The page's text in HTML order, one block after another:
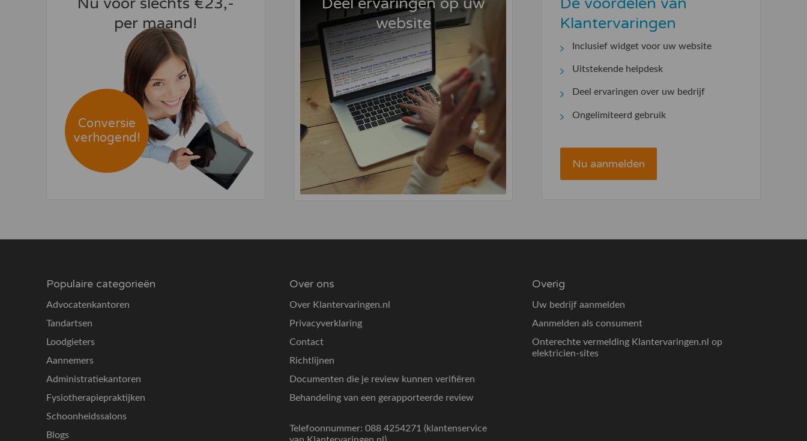
per maand!
Conversie
verhogend!
website
Klantervaringen
Inclusief widget voor uw website
Uitstekende helpdesk
Deel ervaringen over uw bedrijf
Ongelimiteerd gebruik
Nu aanmelden
Populaire categorieën
Advocatenkantoren
Tandartsen
Loodgieters
Aannemers
Administratiekantoren
Fysiotherapiepraktijken
Schoonheidssalons
Blogs
Over ons
Over Klantervaringen.nl
Privacyverklaring
Contact
Richtlijnen
Documenten die je review kunnen verifiëren
Behandeling van een gerapporteerde review
Telefoonnummer: 088 4254271 (klantenservice
Overig
Uw bedrijf aanmelden
Aanmelden als consument
Onterechte vermelding Klantervaringen.nl op
elektricien-sites